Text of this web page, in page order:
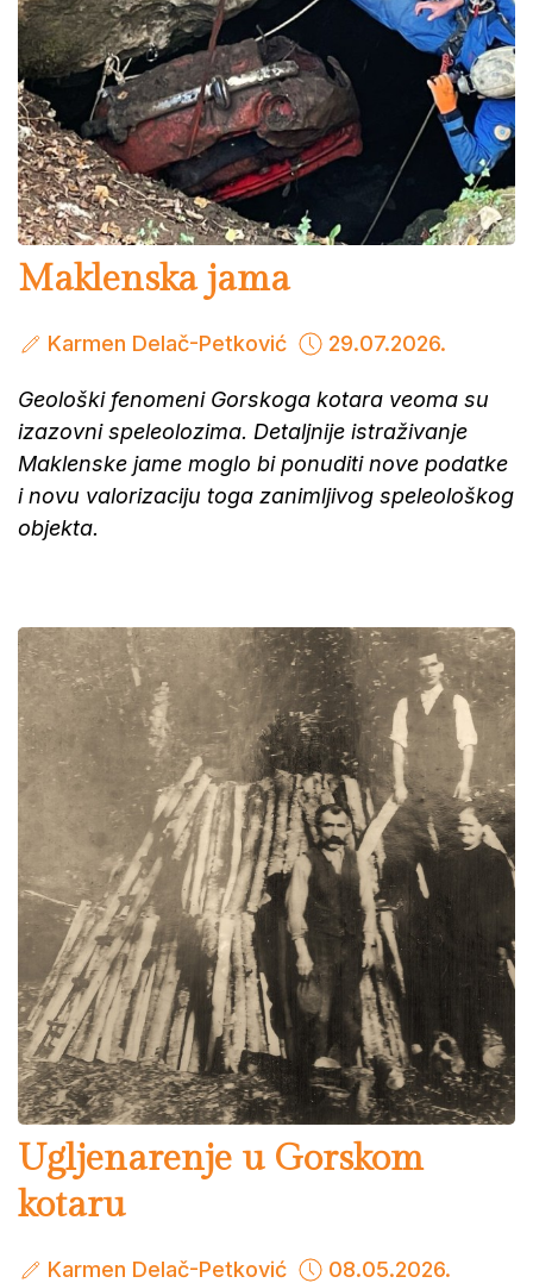
Maklenska jama
Karmen Delač-Petković 29.07.2026.
Geološki fenomeni Gorskoga kotara veoma su
izazovni speleolozima. Detaljnije istraživanje
Maklenske jame moglo bi ponuditi nove podatke
i novu valorizaciju toga zanimljivog speleološkog
objekta.
Ugljenarenje u Gorskom
kotaru
Karmen Delač-Petković 08.05.2026.